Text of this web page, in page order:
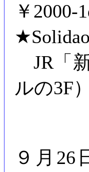
￥2000-
JR「
ルの3F
９月26